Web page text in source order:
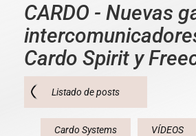
CARDO - Nuevas
Cardo Spirit y
Listado de posts
Cardo Systems VÍDEOS